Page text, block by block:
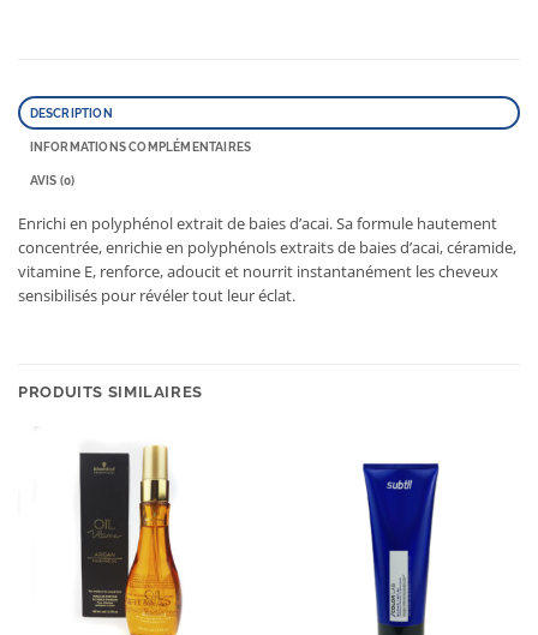
DESCRIPTION
INFORMATIONS COMPLÉMENTAIRES
AVIS (0)
Enrichi en polyphénol extrait de baies d’acai. Sa formule hautement
concentrée, enrichie en polyphénols extraits de baies d’acai, céramide,
vitamine E, renforce, adoucit et nourrit instantanément les cheveux
sensibilisés pour révéler tout leur éclat.
PRODUITS SIMILAIRES